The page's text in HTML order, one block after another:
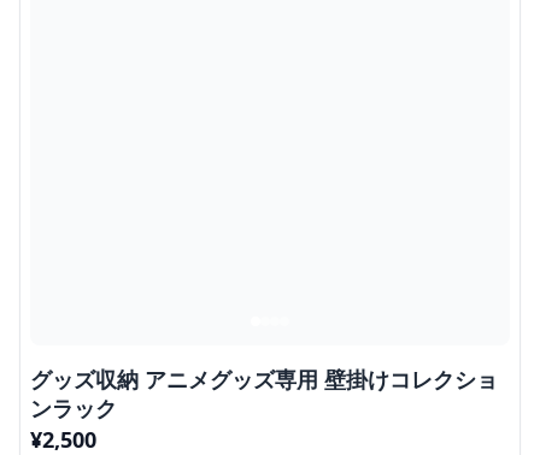
グッズ収納 アニメグッズ専用 壁掛けコレクショ
ンラック
¥2,500